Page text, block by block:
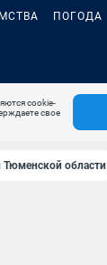
ПОГОДА
cookie-
свое
Тюменской области